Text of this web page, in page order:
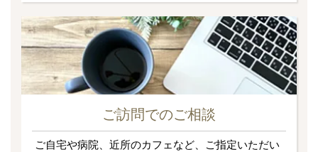
ご訪問でのご相談
ご自宅や病院、近所のカフェなど、ご指定いただい